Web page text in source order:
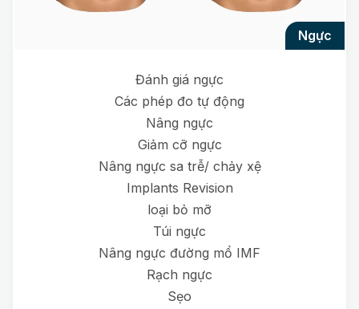
ngực
Đánh giá ngực
Các phép đo tự động
Nâng ngực
Giảm cỡ ngực
Nâng ngực sa trễ/ chảy xệ
Implants Revision
loại bỏ mỡ
Túi ngực
Nâng ngực đường mổ IMF
Rạch ngực
Sẹo